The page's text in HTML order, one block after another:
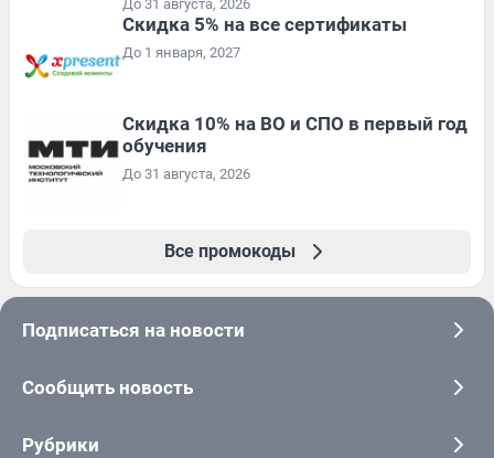
До 31 августа, 2026
Скидка 5% на все сертификаты
До 1 января, 2027
Скидка 10% на ВО и СПО в первый год
обучения
До 31 августа, 2026
Все промокоды
Подписаться на новости
Сообщить новость
Рубрики